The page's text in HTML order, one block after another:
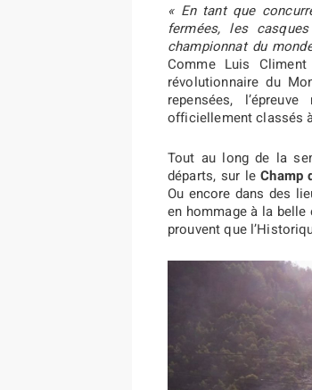
« En tant que
fermées, les
championnat du
Comme Luis
révolutionnaire du
repensées,
officiellement classés
Tout au long de la
départs, sur leChamp
Ou encore dans des
en hommage à la
prouvent que